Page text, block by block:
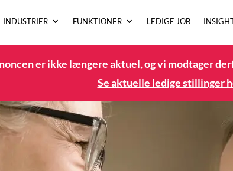
INDUSTRIER FUNKTIONER LEDIGE JOB
er ikke længere aktuel, og vi modtager
Se aktuelle ledige stillinger